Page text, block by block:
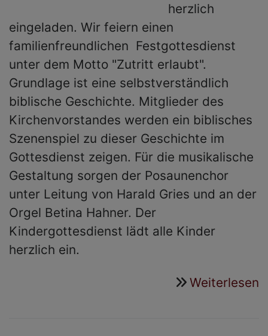
herzlich
eingeladen. Wir feiern einen
familienfreundlichen Festgottesdienst
unter dem Motto "Zutritt erlaubt".
Grundlage ist eine selbstverständlich
biblische Geschichte. Mitglieder des
Kirchenvorstandes werden ein biblisches
Szenenspiel zu dieser Geschichte im
Gottesdienst zeigen. Für die musikalische
Gestaltung sorgen der Posaunenchor
unter Leitung von Harald Gries und an der
Orgel Betina Hahner. Der
Kindergottesdienst lädt alle Kinder
herzlich ein.
Weiterlesen